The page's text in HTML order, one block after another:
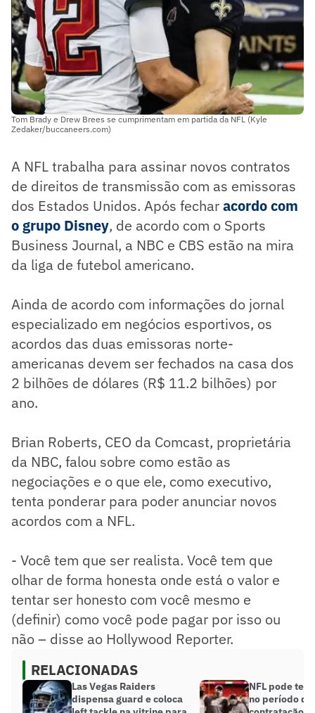
Tom Brady e Drew Brees se cumprimentam em partida da NFL (Kyle
Zedaker/buccaneers.com)
A NFL trabalha para assinar novos contratos
de direitos de transmissão com as emissoras
dos Estados Unidos. Após fecharacordo com
o grupo Disney, de acordo com o Sports
Business Journal, a NBC e CBS estão na mira
da liga de futebol americano.
Ainda de acordo com informações do jornal
especializado em negócios esportivos, os
acordos das duas emissoras norte-
americanas devem ser fechados na casa dos
2 bilhões de dólares (R$ 11.2 bilhões) por
ano.
Brian Roberts, CEO da Comcast, proprietária
da NBC, falou sobre como estão as
negociações e o que ele, como executivo,
tenta ponderar para poder anunciar novos
acordos com a NFL.
- Você tem que ser realista. Você tem que
olhar de forma honesta onde está o valor e
tentar ser honesto com você mesmo e
(definir) como você pode pagar por isso ou
não – disse ao Hollywood Reporter.
RELACIONADAS
Las Vegas Raiders
dispensa guard e coloca
NFL pode ter
no período de